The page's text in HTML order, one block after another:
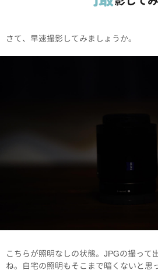
さて、早速撮影してみましょうか。
こちらが照明なしの状態。JPGの撮って
ね。自宅の照明もそこまで暗くないと思